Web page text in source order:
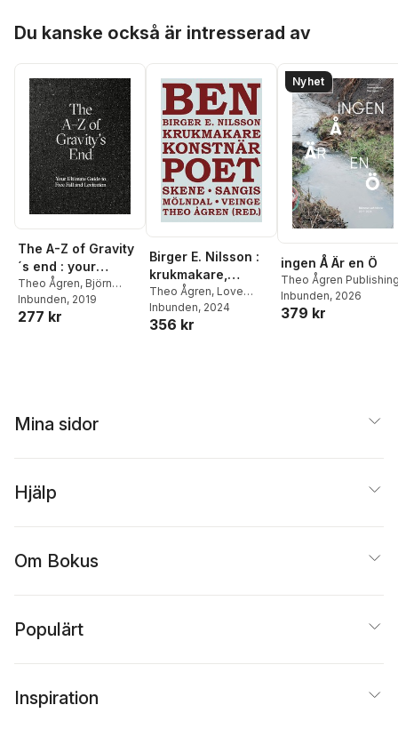
E. Nilsson
Glasberg Blomqvist
Du kanske också är intresserad av
The A-Z of Gravity
´s end : your
ultimate guide to
free fall and
levitation
Theo Ågren, Björn
Hegardt,Pamela
Jaskoviak
Inbunden, 2019
277 kr
Birger E. Nilsson :
krukmakare,
konstnär och poet
Theo Ågren, Love
Jönsson,Hanna
Riisager,
Inbunden, 2024
356 kr
Nyhet
ingen Å Är en Ö
Theo Ågren
Inbunden, 2026
379 kr
Mina sidor
Hjälp
Om Bokus
Populärt
Inspiration